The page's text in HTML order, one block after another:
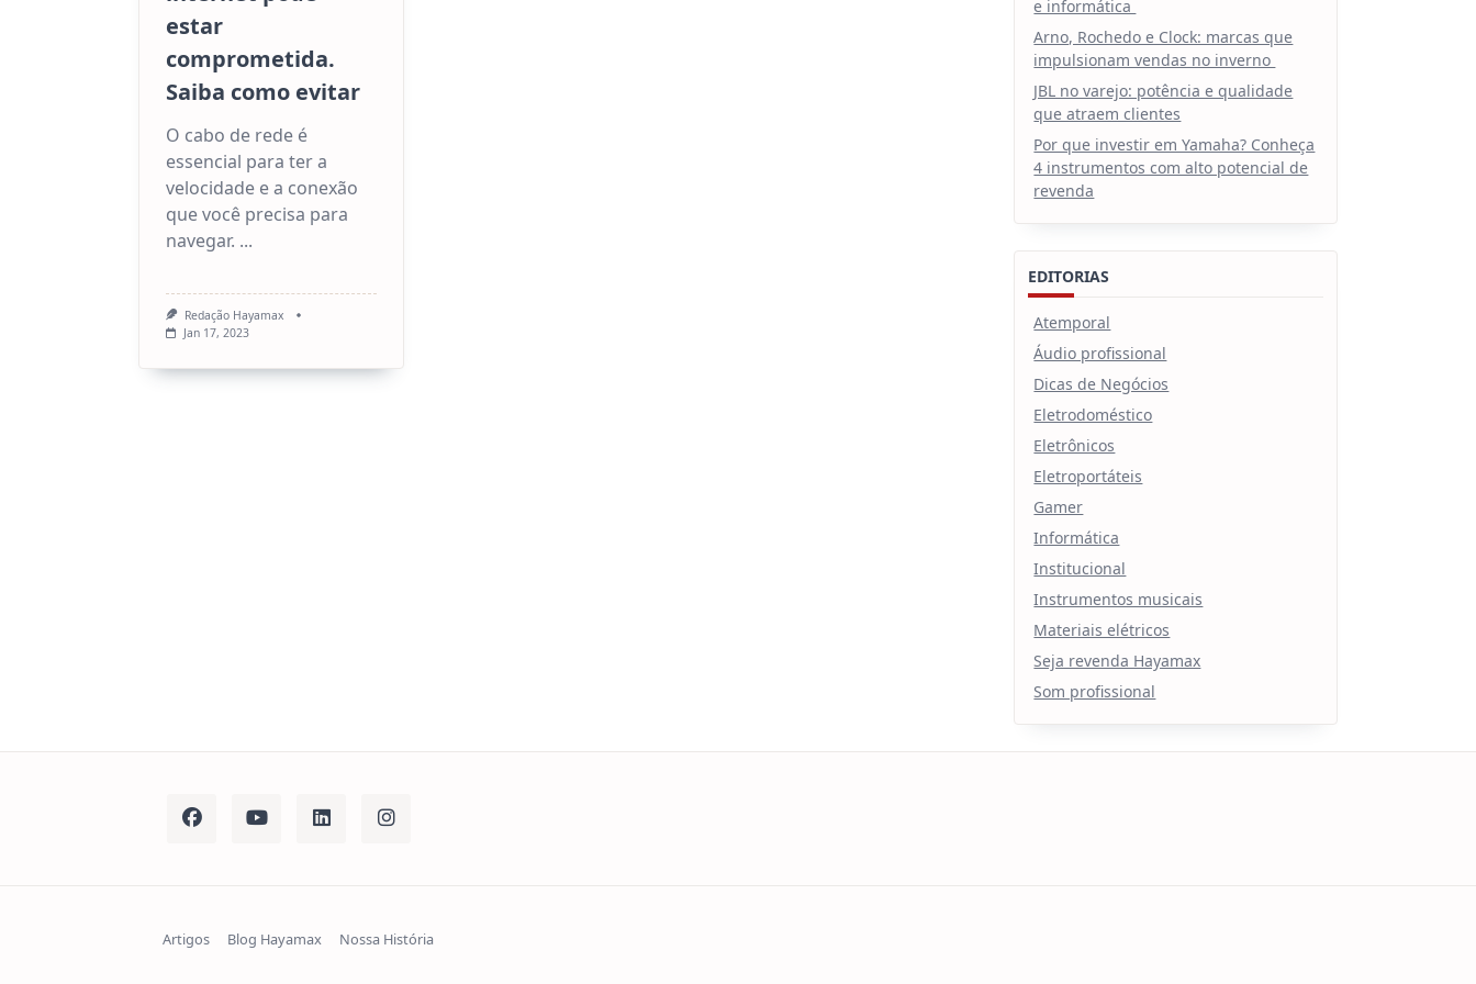
estar
comprometida.
Saiba como evitar
O cabo de rede é
essencial para ter a
velocidade e a conexão
que você precisa para
navegar. ...
Redação Hayamax
Jan 17, 2023
e informática
Arno, Rochedo e Clock: marcas que
impulsionam vendas no inverno
JBL no varejo: potência e qualidade
que atraem clientes
Por que investir em Yamaha? Conheça
4 instrumentos com alto potencial de
revenda
EDITORIAS
Atemporal
Áudio profissional
Dicas de Negócios
Eletrodoméstico
Eletrônicos
Eletroportáteis
Gamer
Informática
Institucional
Instrumentos musicais
Materiais elétricos
Seja revenda Hayamax
Som profissional
Artigos Blog Hayamax Nossa História